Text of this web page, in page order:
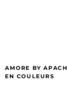
AMORE BY
EN COULEURS